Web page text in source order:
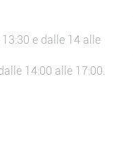
e dalle 14 alle
14:00 alle 17:00.